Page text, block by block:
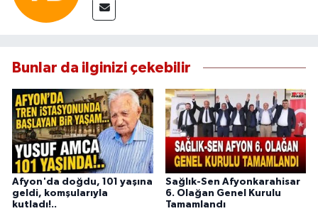
Bunlar da ilginizi çekebilir
Afyon'da doğdu, 101 yaşına
geldi, komşularıyla
kutladı!..
Sağlık-Sen Afyonkarahisar
6. Olağan Genel Kurulu
Tamamlandı